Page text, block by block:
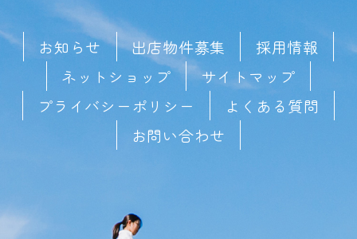
お知らせ 出店物件募集
採用情報
ネットショップ
サイトマップ
プライバシーポリシー
よくある質問
お問い合わせ